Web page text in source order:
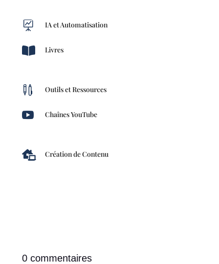
 IA et Automatisation
 Livres
 Outils et Ressources
 Chaînes YouTube
 Création de Contenu
0 commentaires